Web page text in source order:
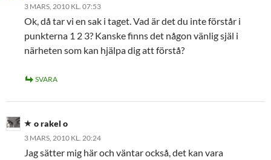
3 MARS, 2010 KL. 07:53
Ok, då tar vi en sak i taget. Vad är det du inte förstår i
punkterna 1 2 3? Kanske finns det någon vänlig själ i
närheten som kan hjälpa dig att förstå?
SVARA
o rakel o
3 MARS, 2010 KL. 20:24
Jag sätter mig här och väntar också, det kan vara